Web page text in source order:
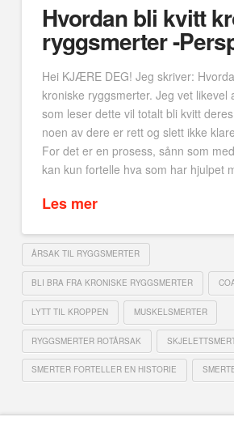
Hvordan bli kvitt
ryggsmerter -
Hei KJÆRE DEG! Jeg skriver:
kroniske ryggsmerter. Jeg vet likevel
som leser dette vil totalt bli kvitt
noen av dere er rett og slett ikke
For det er en prosess, sånn som
kan kun fortelle hva som har hjulpet
Les mer
ÅRSAK TIL RYGGSMERTER
BLI BRA FRA KRONISKE RYGGSMERTER
LYTT TIL KROPPEN MUSKELSMERTER
RYGGSMERTER ROTÅRSAK
SMERTER FORTELLER EN HISTORIE